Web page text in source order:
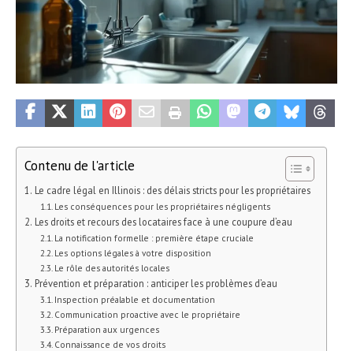
Contenu de l'article
Le cadre légal en Illinois : des délais stricts pour les propriétaires
Les conséquences pour les propriétaires négligents
Les droits et recours des locataires face à une coupure d’eau
La notification formelle : première étape cruciale
Les options légales à votre disposition
Le rôle des autorités locales
Prévention et préparation : anticiper les problèmes d’eau
Inspection préalable et documentation
Communication proactive avec le propriétaire
Préparation aux urgences
Connaissance de vos droits